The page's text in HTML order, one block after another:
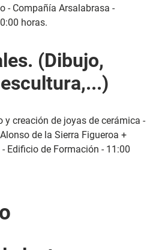
- Compañía Arsalabrasa -
horas.
(Dibujo,
y creación de joyas de cerámica -
de la Sierra Figueroa +
Edificio de Formación - 11:00